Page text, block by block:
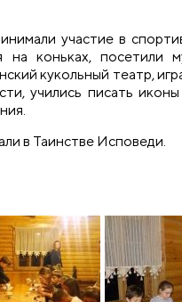
участие в
на коньках, посетили
кукольный театр,
учились писать
в Таинстве Исповеди.